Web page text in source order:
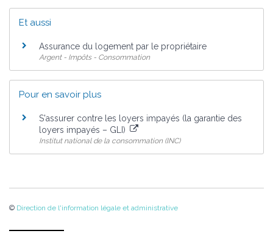
Et aussi
Assurance du logement par le propriétaire
Argent - Impôts - Consommation
Pour en savoir plus
S'assurer contre les loyers impayés (la garantie des
loyers impayés – GLI)
Institut national de la consommation (INC)
© Direction de l'information légale et administrative